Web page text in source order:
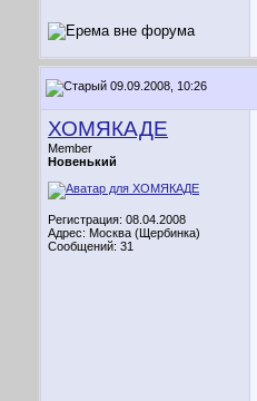
09.09.2008, 10:26
ХОМЯКАДЕ
Member
Новенький
Регистрация: 08.04.2008
Адрес: Москва (Щербинка)
Сообщений: 31